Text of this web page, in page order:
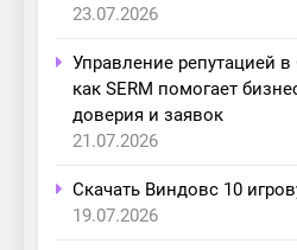
23.07.2026
Управление репутацией в
как SERM помогает
доверия и заявок
21.07.2026
Скачать Виндовс 10
19.07.2026